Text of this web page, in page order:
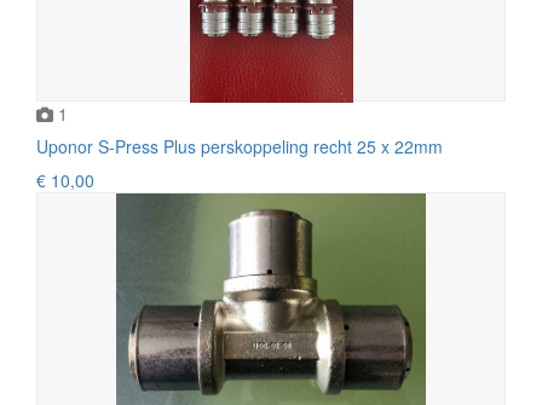
1
Uponor S-Press Plus perskoppeling recht 25 x 22mm
€ 10,00